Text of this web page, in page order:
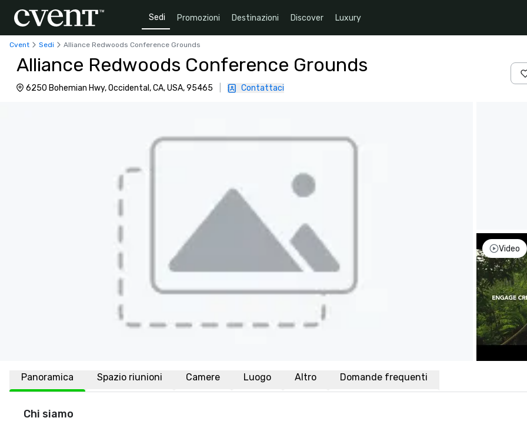
Sedi Promozioni Destinazioni Discover Luxury
Cvent Sedi Alliance Redwoods Conference Grounds
Alliance Redwoods Conference Grounds
6250 Bohemian Hwy, Occidental, CA, USA, 95465 Contattaci
Video
Panoramica Spazio riunioni Camere Luogo Altro Domande frequenti
Chi siamo